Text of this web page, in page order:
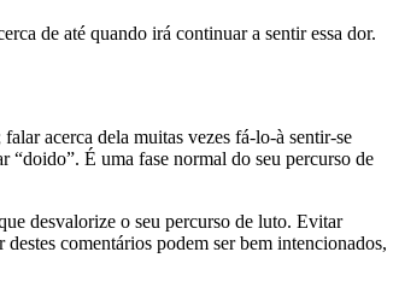
de até quando irá continuar a sentir essa dor.
acerca dela muitas vezes fá-lo-à sentir-se
“doido”. É uma fase normal do seu percurso de
desvalorize o seu percurso de luto. Evitar
comentários podem ser bem intencionados,